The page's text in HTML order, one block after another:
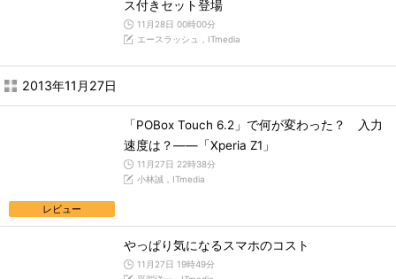
ス付きセット登場
11月28日 00時00分
エースラッシュ，ITmedia
2013年11月27日
レビュー
「POBox Touch 6.2」で何が変わった？ 入力
速度は？――「Xperia Z1」
11月27日 22時38分
小林誠，ITmedia
やっぱり気になるスマホのコスト
11月27日 19時49分